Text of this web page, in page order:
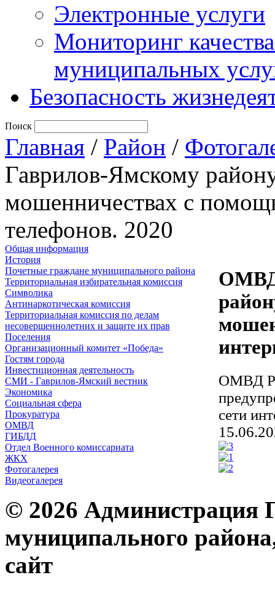
Электронные услуги
Мониторинг
муниципальных
Безопасность
Поиск
Главная / Район /
Гаврилов-Ямскому
мошенничествах с
телефонов. 2020
Общая информация
История
Почетные граждане муниципального района
Территориальная избирательная комиссия
Символика
Антинаркотическая комиссия
Территориальная комиссия по делам
несовершеннолетних и защите их прав
Поселения
Организационный комитет «Победа»
Гостям города
Инвестиционная деятельность
СМИ - Гаврилов-Ямский вестник
Экономика
Социальная сфера
Прокуратура
ОМВД
ГИБДД
Отдел Военного комиссариата
ЖКХ
Фотогалерея
Видеогалерея
ОМВД
ОМВД
сети
© 2026 Администрация
муниципального